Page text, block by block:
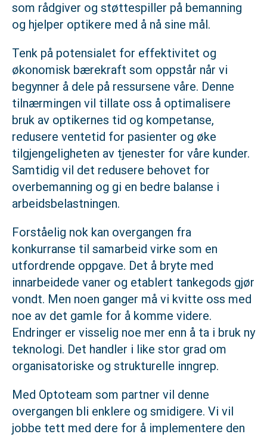
som rådgiver og støttespiller på bemanning
og hjelper optikere med å nå sine mål.
Tenk på potensialet for effektivitet og
økonomisk bærekraft som oppstår når vi
begynner å dele på ressursene våre. Denne
tilnærmingen vil tillate oss å optimalisere
bruk av optikernes tid og kompetanse,
redusere ventetid for pasienter og øke
tilgjengeligheten av tjenester for våre kunder.
Samtidig vil det redusere behovet for
overbemanning og gi en bedre balanse i
arbeidsbelastningen.
Forståelig nok kan overgangen fra
konkurranse til samarbeid virke som en
utfordrende oppgave. Det å bryte med
innarbeidede vaner og etablert tankegods gjør
vondt. Men noen ganger må vi kvitte oss med
noe av det gamle for å komme videre.
Endringer er visselig noe mer enn å ta i bruk ny
teknologi. Det handler i like stor grad om
organisatoriske og strukturelle inngrep.
Med Optoteam som partner vil denne
overgangen bli enklere og smidigere. Vi vil
jobbe tett med dere for å implementere den